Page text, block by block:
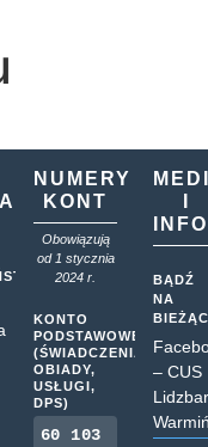
NUMERY
KONT
Obowiązują
od 1 stycznia
2024 r.
KONTO
PODSTAWOWE
(ŚWIADCZENIA,
OBIADY,
USŁUGI,
DPS)
60 103
BĄDŹ
NA
– CUS